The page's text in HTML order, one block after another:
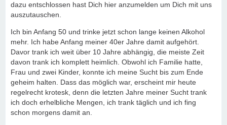
dazu entschlossen hast Dich hier anzumelden um Dich mit uns
auszutauschen.
Ich bin Anfang 50 und trinke jetzt schon lange keinen Alkohol
mehr. Ich habe Anfang meiner 40er Jahre damit aufgehört.
Davor trank ich weit über 10 Jahre abhängig, die meiste Zeit
davon trank ich komplett heimlich. Obwohl ich Familie hatte,
Frau und zwei Kinder, konnte ich meine Sucht bis zum Ende
geheim halten. Dass das möglich war, erscheint mir heute
regelrecht krotesk, denn die letzten Jahre meiner Sucht trank
ich doch erhelbliche Mengen, ich trank täglich und ich fing
schon morgens damit an.